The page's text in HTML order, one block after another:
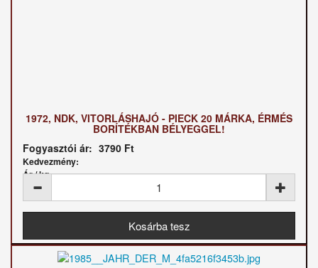
1972, NDK, VITORLÁSHAJÓ - PIECK 20 MÁRKA, ÉRMÉS
BORÍTÉKBAN BÉLYEGGEL!
Fogyasztói ár: 3790 Ft
Kedvezmény:
Ár / kg: